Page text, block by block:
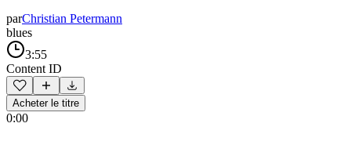
parChristian Petermann
blues
3:55
Content ID
Acheter le titre
0:00